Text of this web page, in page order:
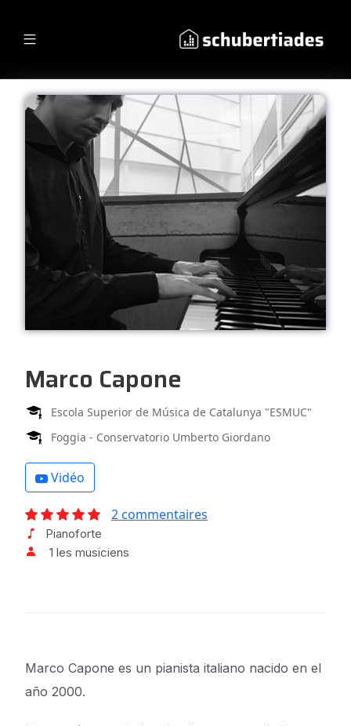
Marco Capone
Escola Superior de Música de Catalunya "ESMUC"
Foggia - Conservatorio Umberto Giordano
Vidéo
2 commentaires
Pianoforte
1 les musiciens
Marco Capone es un pianista italiano nacido en el
año 2000.